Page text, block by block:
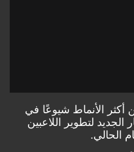
أكثر الأنماط شيوعًا في
الخيار الجديد لتطوير اللاعبين
الحالي.